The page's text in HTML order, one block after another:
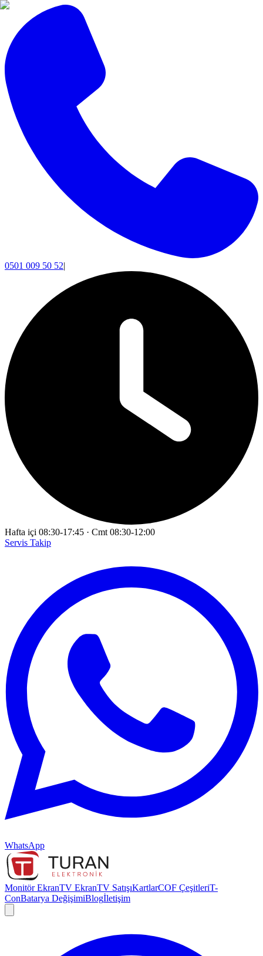
0501 009 50 52|
Hafta içi 08:30-17:45 · Cmt 08:30-12:00
Servis Takip
WhatsApp
Monitör EkranTV EkranTV SatışıKartlarCOF ÇeşitleriT-
ConBatarya DeğişimiBlogİletişim